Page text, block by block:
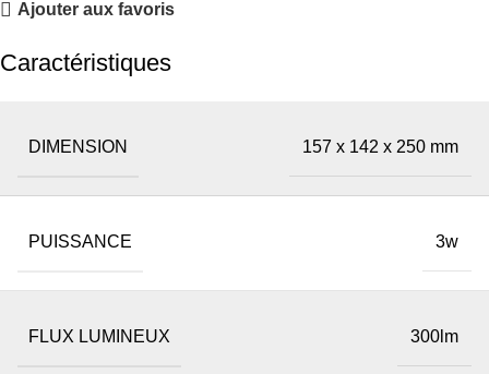
Ajouter aux favoris
Caractéristiques
DIMENSION 157 x 142 x 250 mm
PUISSANCE 3w
FLUX LUMINEUX 300lm